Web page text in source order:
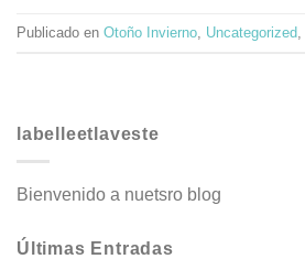
Publicado en Otoño Invierno Uncategorized
labelleetlaveste
Bienvenido a nuetsro blog
Últimas Entradas